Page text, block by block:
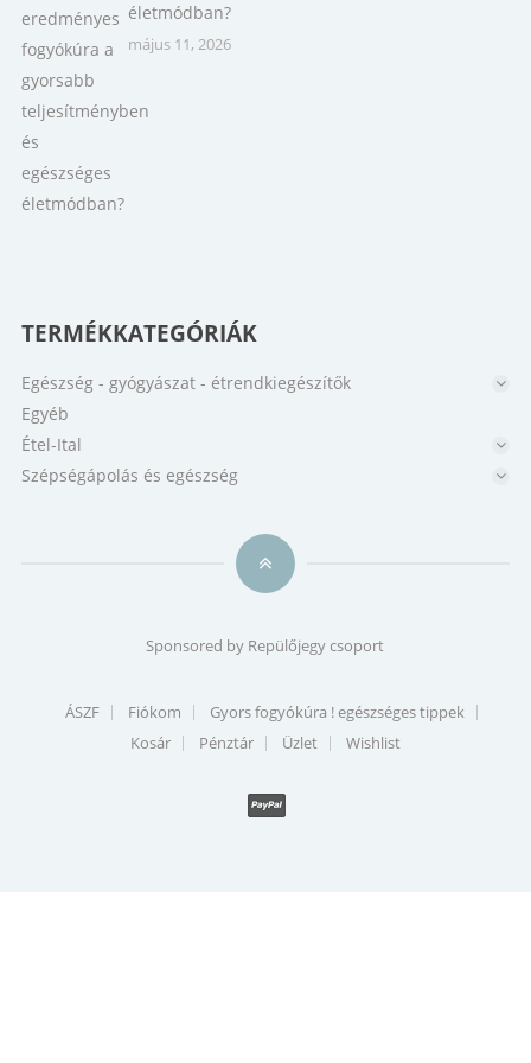
életmódban?
május 11, 2026
TERMÉKKATEGÓRIÁK
Egészség - gyógyászat - étrendkiegészítők
Egyéb
Étel-Ital
Szépségápolás és egészség
Sponsored by Repülőjegy csoport
ÁSZF Fiókom
Gyors fogyókúra ! egészséges tippek
Kosár
Pénztár Üzlet Wishlist